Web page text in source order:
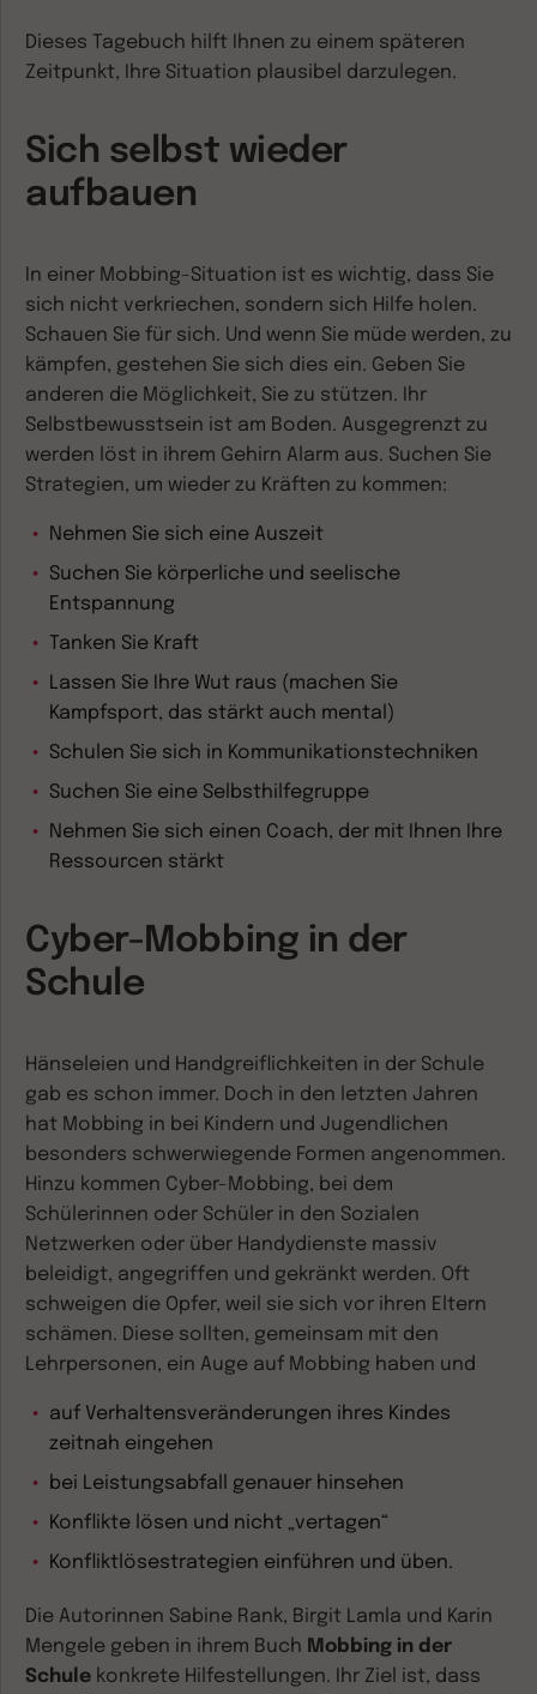
Dieses Tagebuch hilft Ihnen zu einem späteren
Zeitpunkt, Ihre Situation plausibel darzulegen.
Sich selbst wieder
aufbauen
In einer Mobbing-Situation ist es wichtig, dass Sie
sich nicht verkriechen, sondern sich Hilfe holen.
Schauen Sie für sich. Und wenn Sie müde werden, zu
kämpfen, gestehen Sie sich dies ein. Geben Sie
anderen die Möglichkeit, Sie zu stützen. Ihr
Selbstbewusstsein ist am Boden. Ausgegrenzt zu
werden löst in ihrem Gehirn Alarm aus. Suchen Sie
Strategien, um wieder zu Kräften zu kommen:
Nehmen Sie sich eine Auszeit
Suchen Sie körperliche und seelische
Entspannung
Tanken Sie Kraft
Lassen Sie Ihre Wut raus (machen Sie
Kampfsport, das stärkt auch mental)
Schulen Sie sich in Kommunikationstechniken
Suchen Sie eine Selbsthilfegruppe
Nehmen Sie sich einen Coach, der mit Ihnen Ihre
Ressourcen stärkt
Cyber-Mobbing in der
Schule
Hänseleien und Handgreiflichkeiten in der Schule
gab es schon immer. Doch in den letzten Jahren
hat Mobbing in bei Kindern und Jugendlichen
besonders schwerwiegende Formen angenommen.
Hinzu kommen Cyber-Mobbing, bei dem
Schülerinnen oder Schüler in den Sozialen
Netzwerken oder über Handydienste massiv
beleidigt, angegriffen und gekränkt werden. Oft
schweigen die Opfer, weil sie sich vor ihren Eltern
schämen. Diese sollten, gemeinsam mit den
Lehrpersonen, ein Auge auf Mobbing haben und
auf Verhaltensveränderungen ihres Kindes
zeitnah eingehen
bei Leistungsabfall genauer hinsehen
Konflikte lösen und nicht „vertagen“
Konfliktlösestrategien einführen und üben.
Die Autorinnen Sabine Rank, Birgit Lamla und Karin
Mengele geben in ihrem Buch Mobbing in der
Schule konkrete Hilfestellungen. Ihr Ziel ist, dass